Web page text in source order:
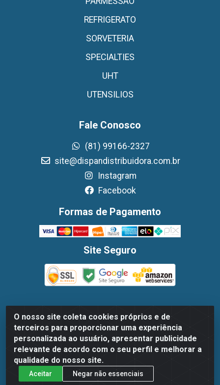
O nosso site coleta cookies próprios e de
terceiros para proporcionar uma experiência
personalizada ao usuário, apresentar publicidade
relevante de acordo com o seu perfil e melhorar a
qualidade do nosso site.
Aceitar Negar não essenciais
REFRIGERATO
SORVETERIA
SPECIALTIES
UHT
UTENSILIOS
Fale Conosco
(81) 99166-2327
site@dispandistribuidora.com.br
Instagram
Facebook
Formas de Pagamento
Site Seguro
Dispan Distribuidora de Alimentos LTDA - Avenida
Marechal Mascarenhas De Moraes, 1048- Imbiribeira,
Recife/PE - CEP 51.170-000 - CNPJ 30.779.584/0003-78